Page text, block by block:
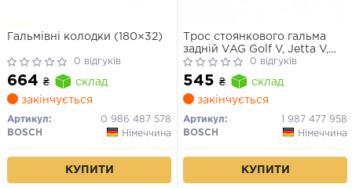
Гальмівні колодки (180×32)
0 відгуків
664 ₴
склад
закінчується
Артикул:
0 986 487 578
BOSCH
Німеччина
КУПИТИ
Трос стоянкового гальма
задній VAG Golf V, Jetta V,
Octavia II, Yeti, A3
0 відгуків
545 ₴
склад
закінчується
Артикул:
1 987 477 958
BOSCH
Німеччина
КУПИТИ